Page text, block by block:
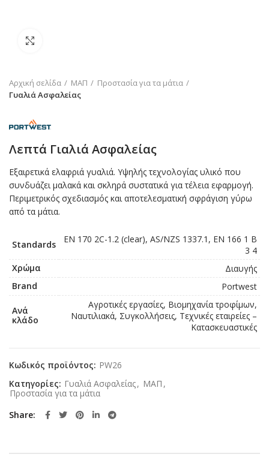
Αρχική σελίδα ΜΑΠ
Προστασία για τα μάτια
Γυαλιά Ασφαλείας
Λεπτά Γιαλιά Ασφαλείας
Εξαιρετικά ελαφριά γυαλιά. Υψηλής τεχνολογίας υλικό που
συνδυάζει μαλακά και σκληρά συστατικά για τέλεια εφαρμογή.
Περιμετρικός σχεδιασμός και αποτελεσματική σφράγιση γύρω
από τα μάτια.
Standards
EN 170 2C-1.2 (clear), AS/NZS 1337.1, EN 166 1 B
3 4
Χρώμα
Διαυγής
Brand
Portwest
Ανά
κλάδο
Αγροτικές εργασίες, Βιομηχανία τροφίμων,
Ναυτιλιακά, Συγκολλήσεις, Τεχνικές εταιρείες –
Κατασκευαστικές
Κωδικός προϊόντος: PW26
Κατηγορίες: Γυαλιά Ασφαλείας, ΜΑΠ ,
Προστασία για τα μάτια
Share